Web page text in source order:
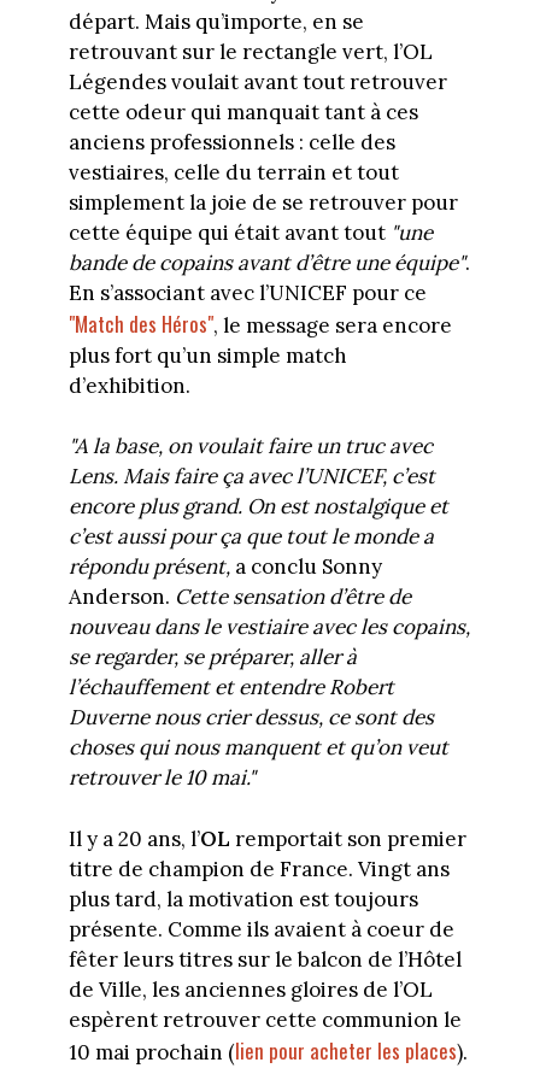
départ. Mais qu’importe, en se
retrouvant sur le rectangle vert, l’OL
Légendes voulait avant tout retrouver
cette odeur qui manquait tant à ces
anciens professionnels : celle des
vestiaires, celle du terrain et tout
simplement la joie de se retrouver pour
cette équipe qui était avant tout "une
bande de copains avant d’être une équipe".
En s’associant avec l’UNICEF pour ce
"Match des Héros", le message sera encore
plus fort qu’un simple match
d’exhibition.
"A la base, on voulait faire un truc avec
Lens. Mais faire ça avec l’UNICEF, c’est
encore plus grand. On est nostalgique et
c’est aussi pour ça que tout le monde a
répondu présent, a conclu Sonny
Anderson. Cette sensation d’être de
nouveau dans le vestiaire avec les copains,
se regarder, se préparer, aller à
l’échauffement et entendre Robert
Duverne nous crier dessus, ce sont des
choses qui nous manquent et qu’on veut
retrouver le 10 mai."
Il y a 20 ans, l’OL remportait son premier
titre de champion de France. Vingt ans
plus tard, la motivation est toujours
présente. Comme ils avaient à coeur de
fêter leurs titres sur le balcon de l’Hôtel
de Ville, les anciennes gloires de l’OL
espèrent retrouver cette communion le
10 mai prochain (lien pour acheter les places).